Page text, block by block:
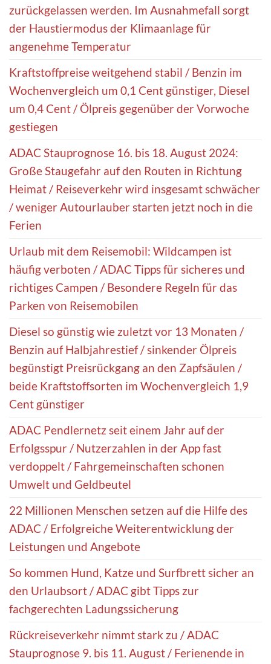
zurückgelassen werden. Im Ausnahmefall sorgt
der Haustiermodus der Klimaanlage für
angenehme Temperatur
Kraftstoffpreise weitgehend stabil / Benzin im
Wochenvergleich um 0,1 Cent günstiger, Diesel
um 0,4 Cent / Ölpreis gegenüber der Vorwoche
gestiegen
ADAC Stauprognose 16. bis 18. August 2024:
Große Staugefahr auf den Routen in Richtung
Heimat / Reiseverkehr wird insgesamt schwächer
/ weniger Autourlauber starten jetzt noch in die
Ferien
Urlaub mit dem Reisemobil: Wildcampen ist
häufig verboten / ADAC Tipps für sicheres und
richtiges Campen / Besondere Regeln für das
Parken von Reisemobilen
Diesel so günstig wie zuletzt vor 13 Monaten /
Benzin auf Halbjahrestief / sinkender Ölpreis
begünstigt Preisrückgang an den Zapfsäulen /
beide Kraftstoffsorten im Wochenvergleich 1,9
Cent günstiger
ADAC Pendlernetz seit einem Jahr auf der
Erfolgsspur / Nutzerzahlen in der App fast
verdoppelt / Fahrgemeinschaften schonen
Umwelt und Geldbeutel
22 Millionen Menschen setzen auf die Hilfe des
ADAC / Erfolgreiche Weiterentwicklung der
Leistungen und Angebote
So kommen Hund, Katze und Surfbrett sicher an
den Urlaubsort / ADAC gibt Tipps zur
fachgerechten Ladungssicherung
Rückreiseverkehr nimmt stark zu / ADAC
Stauprognose 9. bis 11. August / Ferienende in